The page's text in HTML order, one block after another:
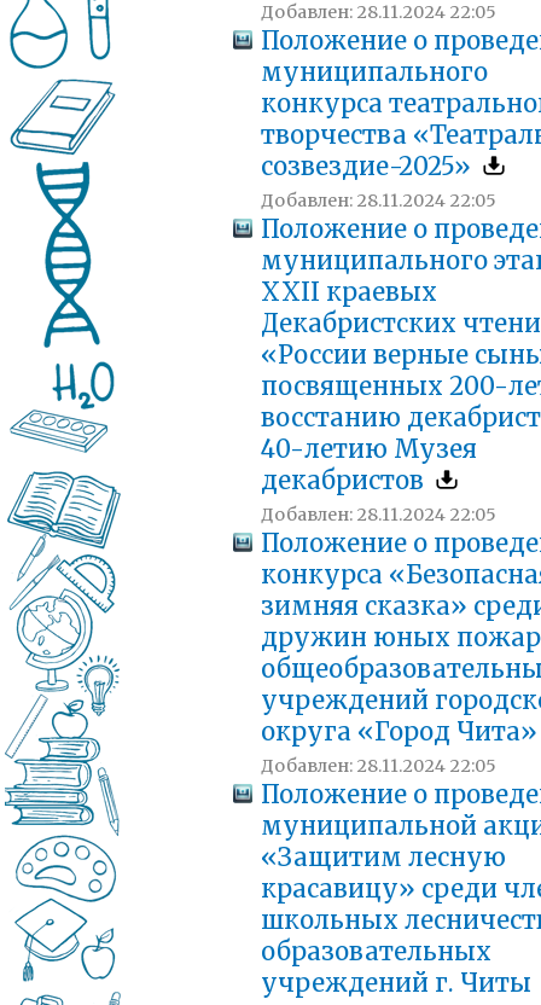
Добавлен: 28.11.2024 22:05
Положение о
муниципального
конкурса
творчества
созвездие-2025»
Добавлен: 28.11.2024 22:05
Положение о
муниципального
XXII краевых
Декабристских
«России верные
посвященных 200-
восстанию
40-летию Музея
декабристов
Добавлен: 28.11.2024 22:05
Положение о
конкурса
зимняя сказка»
дружин юных
учреждений
округа «Город
Добавлен: 28.11.2024 22:05
Положение о
муниципальной
«Защитим лесную
красавицу» среди
школьных
образовательных
учреждений г. Читы